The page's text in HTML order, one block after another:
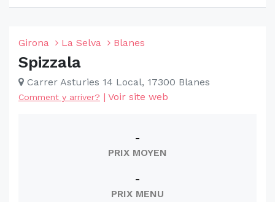
Girona La Selva Blanes
Spizzala
Carrer Asturies 14 Local, 17300 Blanes
Comment y arriver? | Voir site web
-
PRIX MOYEN
-
PRIX MENU